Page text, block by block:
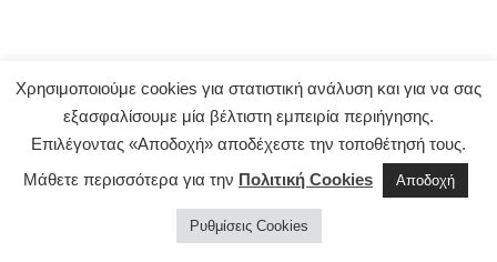
©2021 TicketZone.gr |Όροι χρήσης & πολιτική απορρήτου
Χρησιμοποιούμε cookies για στατιστική ανάλυση και για να σας
εξασφαλίσουμε μία βέλτιστη εμπειρία περιήγησης.
Επιλέγοντας «Αποδοχή» αποδέχεστε την τοποθέτησή τους.
Μάθετε περισσότερα για την Πολιτική Cookies Αποδοχή
Ρυθμίσεις Cookies